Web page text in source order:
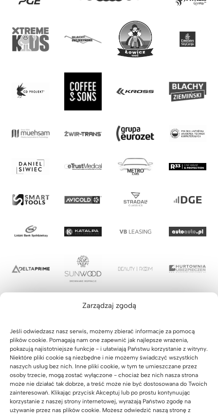
Zarządzaj zgodą
Jeśli odwiedzasz nasz serwis, możemy zbierać informacje za pomocą
plików cookie. Pomagają nam one zapewnić jak najlepsze wrażenia,
pokazują najistotniejsze funkcje - i ułatwiają Państwu korzystanie z witryny.
Niektóre pliki cookie są niezbędne i nie możemy świadczyć wszystkich
naszych usług bez nich. Inne pliki cookie, w tym te umieszczane przez
osoby trzecie, mogą zostać wyłączone - chociaż bez nich nasza strona
może nie działać tak dobrze, a treść może nie być dostosowana do Twoich
zainteresowań. Klikając przycisk Akceptuj lub po prostu kontynuując
korzystanie z naszej strony internetowej, wyrażają Państwo zgodę na
używanie przez nas plików cookie. Możesz odwiedzić naszą stronę z